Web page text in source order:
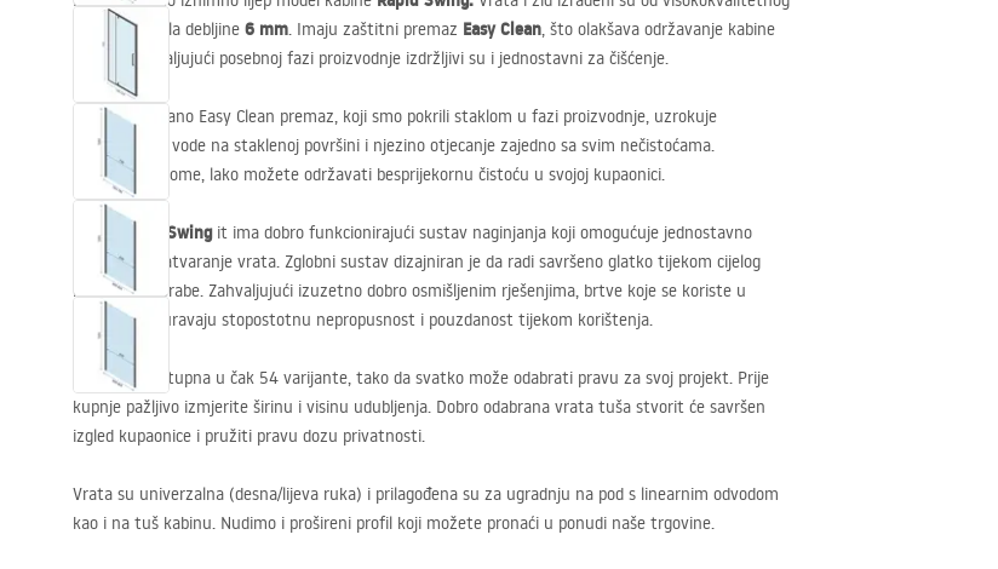
kaljenog stakla debljine 6 mm. Imaju zaštitni premaz Easy Clean, što olakšava održavanje kabine
čistom. Zahvaljujući posebnoj fazi proizvodnje izdržljivi su i jednostavni za čišćenje.
Easy Clean
Nano Easy Clean premaz, koji smo pokrili staklom u fazi proizvodnje, uzrokuje
kondenzaciju vode na staklenoj površini i njezino otjecanje zajedno sa svim nečistoćama.
Zahvaljujući tome, lako možete održavati besprijekornu čistoću u svojoj kupaonici.
Model Rapid Swing it ima dobro funkcionirajući sustav naginjanja koji omogućuje jednostavno
otvaranje i zatvaranje vrata. Zglobni sustav dizajniran je da radi savršeno glatko tijekom cijelog
razdoblja uporabe. Zahvaljujući izuzetno dobro osmišljenim rješenjima, brtve koje se koriste u
vratima osiguravaju stopostotnu nepropusnost i pouzdanost tijekom korištenja.
Kabina je dostupna u čak 54 varijante, tako da svatko može odabrati pravu za svoj projekt. Prije
kupnje pažljivo izmjerite širinu i visinu udubljenja. Dobro odabrana vrata tuša stvorit će savršen
izgled kupaonice i pružiti pravu dozu privatnosti.
Vrata su univerzalna (desna/lijeva ruka) i prilagođena su za ugradnju na pod s linearnim odvodom
kao i na tuš kabinu. Nudimo i prošireni profil koji možete pronaći u ponudi naše trgovine.